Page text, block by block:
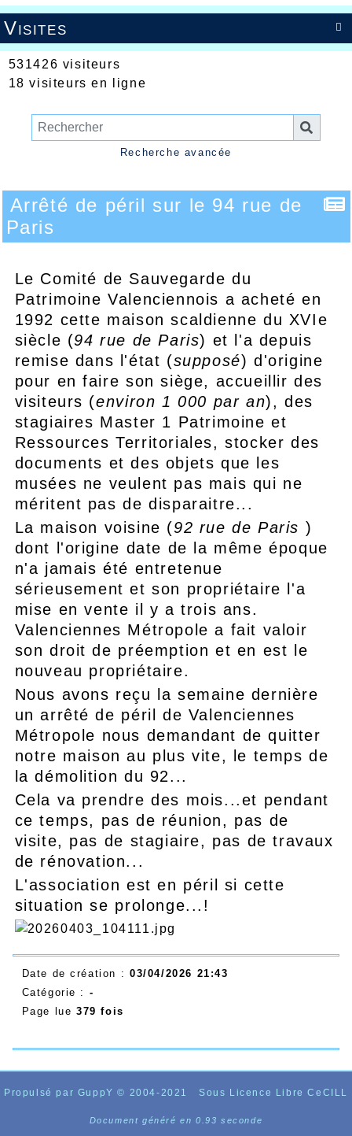

Visites
531426 visiteurs
18 visiteurs en ligne
Recherche avancée
Arrêté de péril sur le 94 rue de
Paris
Le Comité de Sauvegarde du
Patrimoine Valenciennois a acheté en
1992 cette maison scaldienne du XVIe
siècle (94 rue de Paris) et l'a depuis
remise dans l'état (supposé) d'origine
pour en faire son siège, accueillir des
visiteurs (environ 1 000 par an), des
stagiaires Master 1 Patrimoine et
Ressources Territoriales, stocker des
documents et des objets que les
musées ne veulent pas mais qui ne
méritent pas de disparaitre...
La maison voisine (92 rue de Paris )
dont l'origine date de la même époque
n'a jamais été entretenue
sérieusement et son propriétaire l'a
mise en vente il y a trois ans.
Valenciennes Métropole a fait valoir
son droit de préemption et en est le
nouveau propriétaire.
Nous avons reçu la semaine dernière
un arrêté de péril de Valenciennes
Métropole nous demandant de quitter
notre maison au plus vite, le temps de
la démolition du 92...
Cela va prendre des mois...et pendant
ce temps, pas de réunion, pas de
visite, pas de stagiaire, pas de travaux
de rénovation...
L'association est en péril si cette
situation se prolonge...!
Date de création : 03/04/2026 21:43
Catégorie : -
Page lue 379 fois
Propulsé par GuppY© 2004-2021 Sous Licence Libre CeCILL
Document généré en 0.93 seconde